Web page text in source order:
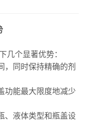
几个显著优势：
，同时保持精确的剂
功能最大限度地减少
、液体类型和瓶盖设